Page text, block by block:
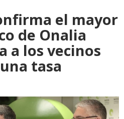
el mayor
de Onalia
a los vecinos
tasa